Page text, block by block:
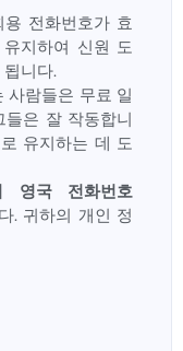
전화번호가 효
지하여 신원 도
니다.
사람들은 무료 일
은 잘 작동합니
유지하는 데 도
영국 전화번호
. 귀하의 개인 정